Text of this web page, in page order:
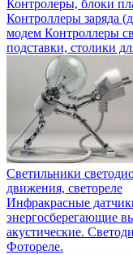
Контролеры, блоки
Контроллеры заряда
модем Контроллеры
подставки, столики
Светильники
движения, светореле
Инфракрасные
энергосберегающие
акустические.
Фотореле.